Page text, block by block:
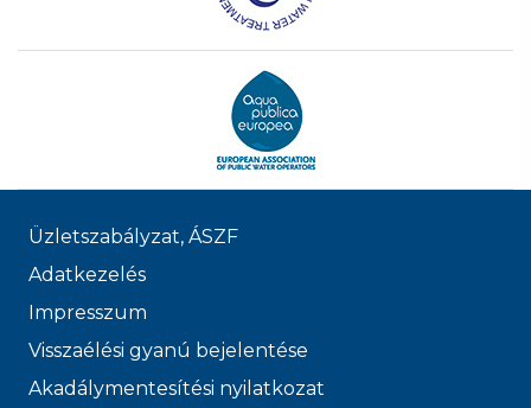
Üzletszabályzat, ÁSZF
Adatkezelés
Impresszum
Visszaélési gyanú bejelentése
Akadálymentesítési nyilatkozat